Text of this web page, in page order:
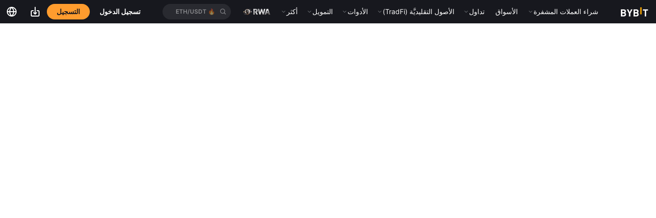
شراء العملات المشفرة الأسواق تداول الأصول التقليديَّة (TradFi) الأدوات التمويل أكثر 🔥
ETH/USDT تسجيل الدخول التسجيل